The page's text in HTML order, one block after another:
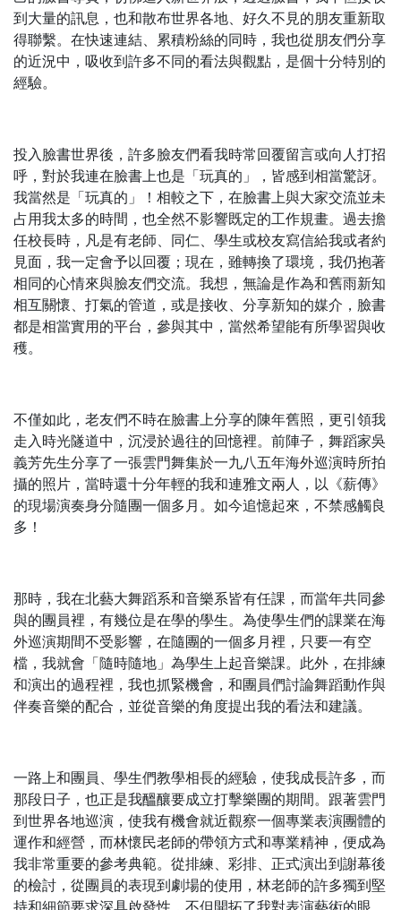
到大量的訊息，也和散布世界各地、好久不見的朋友重新取
得聯繫。在快速連結、累積粉絲的同時，我也從朋友們分享
的近況中，吸收到許多不同的看法與觀點，是個十分特別的
經驗。
投入臉書世界後，許多臉友們看我時常回覆留言或向人打招
呼，對於我連在臉書上也是「玩真的」，皆感到相當驚訝。
我當然是「玩真的」！相較之下，在臉書上與大家交流並未
占用我太多的時間，也全然不影響既定的工作規畫。過去擔
任校長時，凡是有老師、同仁、學生或校友寫信給我或者約
見面，我一定會予以回覆；現在，雖轉換了環境，我仍抱著
相同的心情來與臉友們交流。我想，無論是作為和舊雨新知
相互關懷、打氣的管道，或是接收、分享新知的媒介，臉書
都是相當實用的平台，參與其中，當然希望能有所學習與收
穫。
不僅如此，老友們不時在臉書上分享的陳年舊照，更引領我
走入時光隧道中，沉浸於過往的回憶裡。前陣子，舞蹈家吳
義芳先生分享了一張雲門舞集於一九八五年海外巡演時所拍
攝的照片，當時還十分年輕的我和連雅文兩人，以《薪傳》
的現場演奏身分隨團一個多月。如今追憶起來，不禁感觸良
多！
那時，我在北藝大舞蹈系和音樂系皆有任課，而當年共同參
與的團員裡，有幾位是在學的學生。為使學生們的課業在海
外巡演期間不受影響，在隨團的一個多月裡，只要一有空
檔，我就會「隨時隨地」為學生上起音樂課。此外，在排練
和演出的過程裡，我也抓緊機會，和團員們討論舞蹈動作與
伴奏音樂的配合，並從音樂的角度提出我的看法和建議。
一路上和團員、學生們教學相長的經驗，使我成長許多，而
那段日子，也正是我醞釀要成立打擊樂團的期間。跟著雲門
到世界各地巡演，使我有機會就近觀察一個專業表演團體的
運作和經營，而林懷民老師的帶領方式和專業精神，便成為
我非常重要的參考典範。從排練、彩排、正式演出到謝幕後
的檢討，從團員的表現到劇場的使用，林老師的許多獨到堅
持和細節要求深具啟發性，不但開拓了我對表演藝術的眼